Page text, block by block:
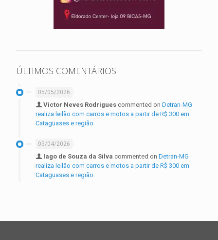
ÚLTIMOS COMENTÁRIOS
05/05/2026
Victor Neves Rodrigues commented on Detran-MG
realiza leilão com carros e motos a partir de R$ 300 em
Cataguases e região.
05/04/2026
Iago de Souza da Silva commented on Detran-MG
realiza leilão com carros e motos a partir de R$ 300 em
Cataguases e região.